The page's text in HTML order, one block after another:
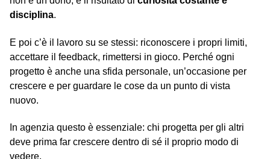
disciplina.
E poi c’è il lavoro su se stessi: riconoscere i propri limiti,
accettare il feedback, rimettersi in gioco. Perché ogni
progetto è anche una sfida personale, un’occasione per
crescere e per guardare le cose da un punto di vista
nuovo.
In agenzia questo è essenziale: chi progetta per gli altri
deve prima far crescere dentro di sé il proprio modo di
vedere.